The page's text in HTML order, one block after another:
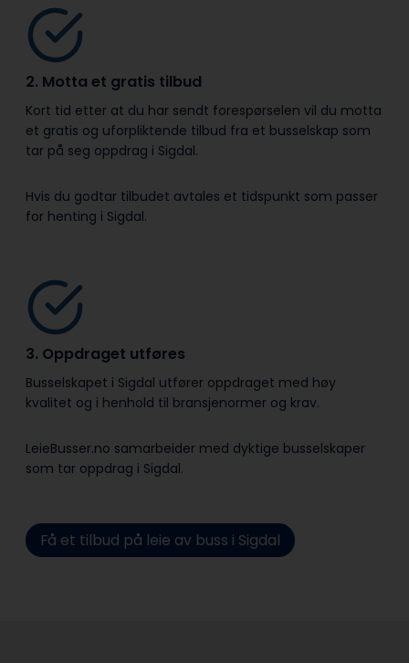
2. Motta et gratis tilbud
Kort tid etter at du har sendt forespørselen vil du motta
et gratis og uforpliktende tilbud fra et busselskap som
tar på seg oppdrag i Sigdal.
Hvis du godtar tilbudet avtales et tidspunkt som passer
for henting i Sigdal.
3. Oppdraget utføres
Busselskapet i Sigdal utfører oppdraget med høy
kvalitet og i henhold til bransje­normer og krav.
LeieBusser.no samarbeider med dyktige busselskaper
som tar oppdrag i Sigdal.
Få et tilbud på leie av buss i Sigdal